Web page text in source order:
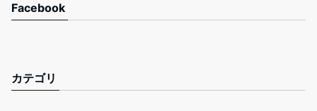
Facebook
カテゴリ